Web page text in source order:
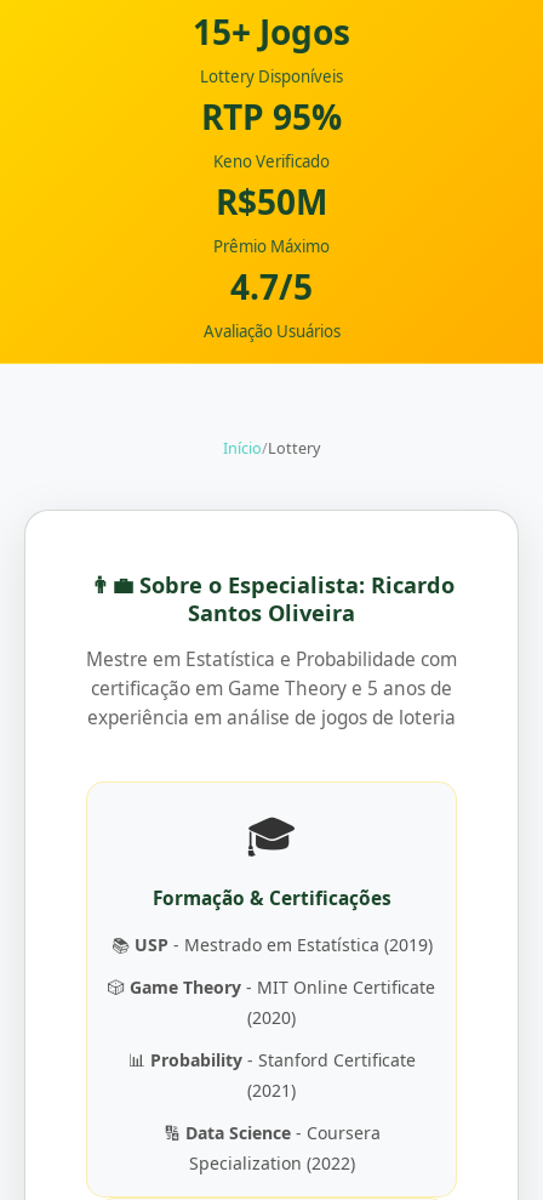
15+ Jogos
Lottery Disponíveis
RTP 95%
Keno Verificado
R$50M
Prêmio Máximo
4.7/5
Avaliação Usuários
Início/Lottery
👨‍💼 Sobre o Especialista: Ricardo
Santos Oliveira
Mestre em Estatística e Probabilidade com
certificação em Game Theory e 5 anos de
experiência em análise de jogos de loteria
🎓
Formação & Certificações
📚 USP - Mestrado em Estatística (2019)
🎲 Game Theory - MIT Online Certificate
(2020)
📊 Probability- Stanford Certificate
(2021)
🔢 Data Science- Coursera
Specialization (2022)